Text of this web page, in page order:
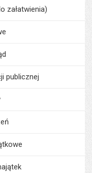
załatwienia)
publicznej